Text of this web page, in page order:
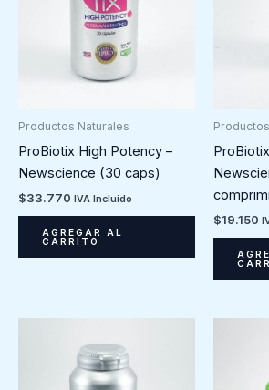
Productos Naturales
ProBiotix High Potency –
Newscience (30 caps)
$33.770 IVA Incluido
AGREGAR AL
CARRITO
$19.150